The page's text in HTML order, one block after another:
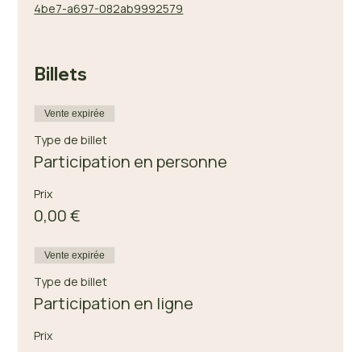
4be7-a697-082ab9992579
Billets
Vente expirée
Type de billet
Participation en personne
Prix
0,00 €
Vente expirée
Type de billet
Participation en ligne
Prix